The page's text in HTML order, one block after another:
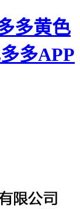
多黄色
多APP